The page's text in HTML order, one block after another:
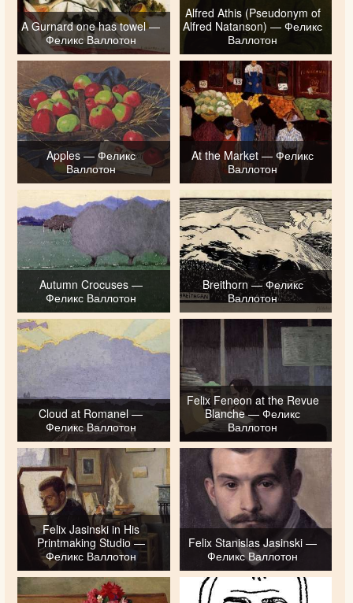
A Gurnard one has towel —
Феликс Валлотон
Alfred Athis (Pseudonym of
Alfred Natanson) — Феликс
Валлотон
Apples — Феликс
Валлотон
At the Market — Феликс
Валлотон
Autumn Crocuses —
Феликс Валлотон
Breithorn — Феликс
Валлотон
Cloud at Romanel —
Феликс Валлотон
Felix Feneon at the Revue
Blanche — Феликс
Валлотон
Felix Jasinski in His
Printmaking Studio —
Феликс Валлотон
Felix Stanislas Jasinski —
Феликс Валлотон